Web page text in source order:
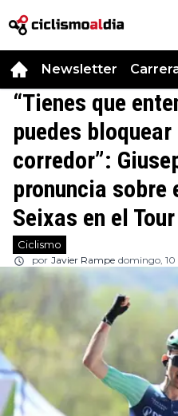
Newsletter
“Tienes que
puedes
corredor”:
pronuncia sobre
Seixas en el
Ciclismo
por Javier Rampe domingo,